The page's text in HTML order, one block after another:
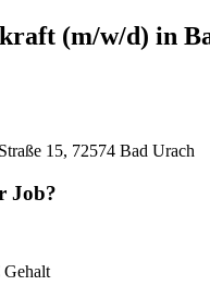
(m/w/d) in
15, 72574 Bad Urach
Job?
Gehalt